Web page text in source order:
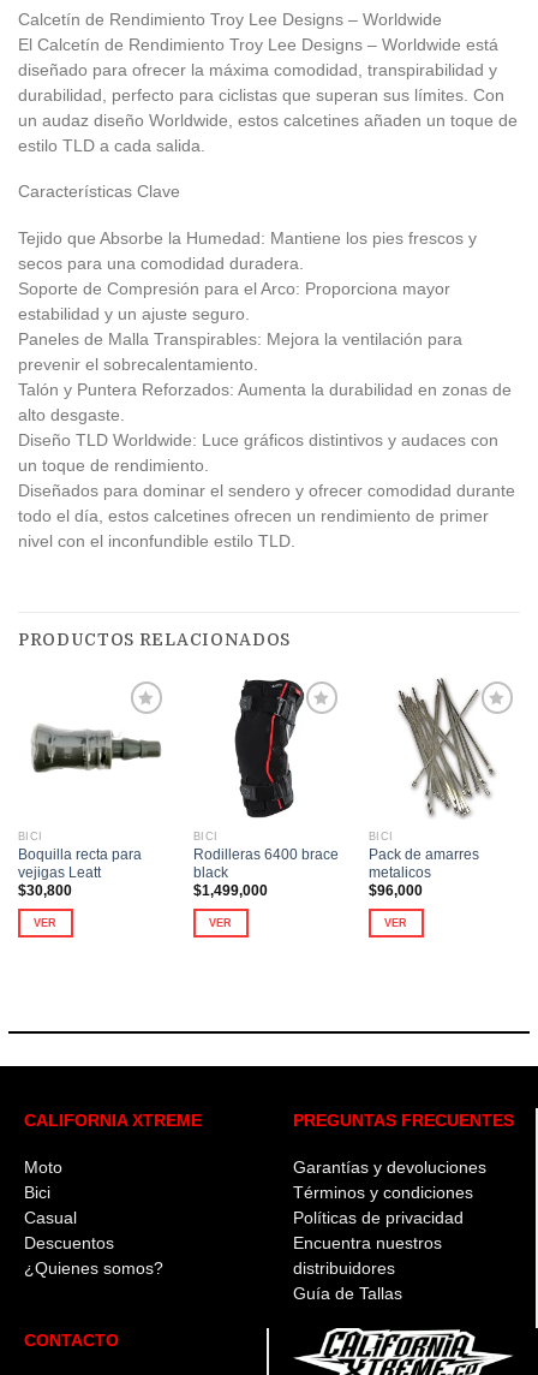
Calcetín de Rendimiento Troy Lee Designs – Worldwide
El Calcetín de Rendimiento Troy Lee Designs – Worldwide está
diseñado para ofrecer la máxima comodidad, transpirabilidad y
durabilidad, perfecto para ciclistas que superan sus límites. Con
un audaz diseño Worldwide, estos calcetines añaden un toque de
estilo TLD a cada salida.
Características Clave
Tejido que Absorbe la Humedad: Mantiene los pies frescos y
secos para una comodidad duradera.
Soporte de Compresión para el Arco: Proporciona mayor
estabilidad y un ajuste seguro.
Paneles de Malla Transpirables: Mejora la ventilación para
prevenir el sobrecalentamiento.
Talón y Puntera Reforzados: Aumenta la durabilidad en zonas de
alto desgaste.
Diseño TLD Worldwide: Luce gráficos distintivos y audaces con
un toque de rendimiento.
Diseñados para dominar el sendero y ofrecer comodidad durante
todo el día, estos calcetines ofrecen un rendimiento de primer
nivel con el inconfundible estilo TLD.
PRODUCTOS RELACIONADOS
BICI
Boquilla recta para
vejigas Leatt
$30,800
VER
lista de
BICI
Rodilleras 6400 brace
black
$1,499,000
VER
variantes.
pueden
Añadir
a la
lista de
deseos
BICI
Pack de amarres
metalicos
$96,000
VER
CALIFORNIA XTREME
Moto
Bici
Casual
Descuentos
¿Quienes somos?
PREGUNTAS FRECUENTES
Garantías y devoluciones
Términos y condiciones
Políticas de privacidad
Encuentra nuestros
distribuidores
Guía de Tallas
CONTACTO